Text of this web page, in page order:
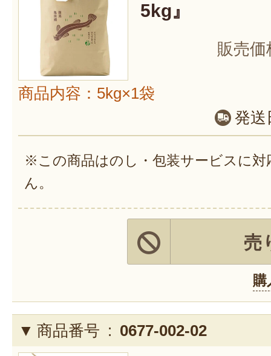
5kg』
販売価
商品内容：5kg×1袋
発送
※この商品はのし・包装サービスに対
ん。
売
購
商品番号 : 0677-002-02